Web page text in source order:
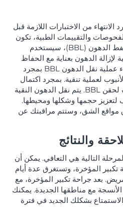
من الاختبارات اللازمة قبل
والتقييمات الطبية، تكون
جاهزًا للبدء. بالنسبة لعملية شفط الدهون (BBL)، سيستخدم
لإزالة الدهون بعناية مع الحفاظ
على حيويتها للنقل. سيتم إجراء عملية نقل الدهون BBL بمجرد
لعملية تنقية. بمجرد اكتمال
عملية التنقية، فقد حان الوقت لحقن BBL. يتم نقل الدهون النقية
حجمها وشكلها ومحيطها.
مواقع الشق، وستتم مراقبتك عن
والنتائج
التالية هي التعافي. يمكن أن
تكبير المؤخرة، وتستغرق عدة أيام
بعد جراحة تكبير المؤخرة، مع
مع مناطقها الجديدة. يمكنك
بشكلك الجديد في فترة